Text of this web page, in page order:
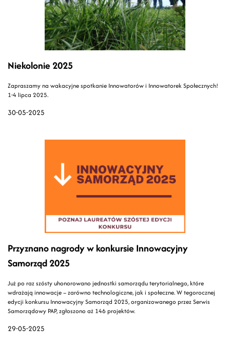
30-05-2025
Niekolonie 2025
Zapraszamy na wakacyjne spotkanie Innowatorów i Innowatorek Społecznych!
1-4 lipca 2025.
29-05-2025
Przyznano nagrody w konkursie Innowacyjny
Samorząd 2025
Już po raz szósty uhonorowano jednostki samorządu terytorialnego, które
wdrażają innowacje – zarówno technologiczne, jak i społeczne. W tegorocznej
edycji konkursu Innowacyjny Samorząd 2025, organizowanego przez Serwis
Samorządowy PAP, zgłoszono aż 146 projektów.